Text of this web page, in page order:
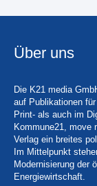
Über uns
Die K21 media
auf Publikationen
Print- als auch im
Kommune21, move
Verlag ein breites
Im Mittelpunkt
Modernisierung der
Energiewirtschaft.